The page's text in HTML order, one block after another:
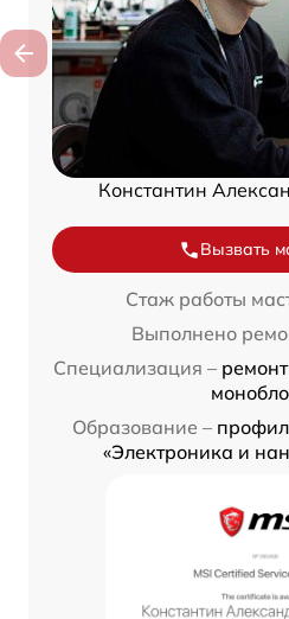
Константин
Вызвать
Стаж работы
Выполнено
Специализация –
Образование –
«Электроника и